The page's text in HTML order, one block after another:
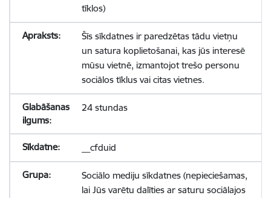
tīklos)
Šīs sīkdatnes ir paredzētas tādu vietņu
un satura koplietošanai, kas jūs interesē
mūsu vietnē, izmantojot trešo personu
sociālos tīklus vai citas vietnes.
24 stundas
__cfduid
Sociālo mediju sīkdatnes (nepieciešamas,
lai Jūs varētu dalīties ar saturu sociālajos